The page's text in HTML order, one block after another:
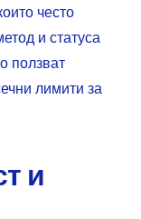
често
и статуса
ползват
лимити за
и